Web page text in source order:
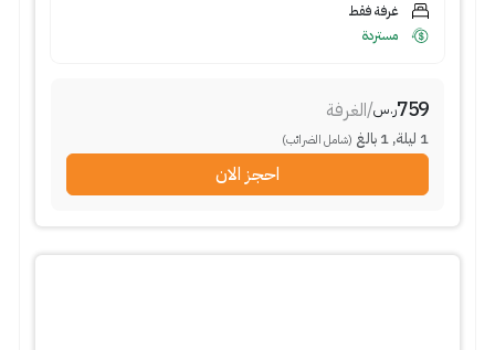
غرفة فقط
مستردة
759ر.س/الغرفة
1 ليلة,
1 بالغ (شامل الضرائب)
احجز الان